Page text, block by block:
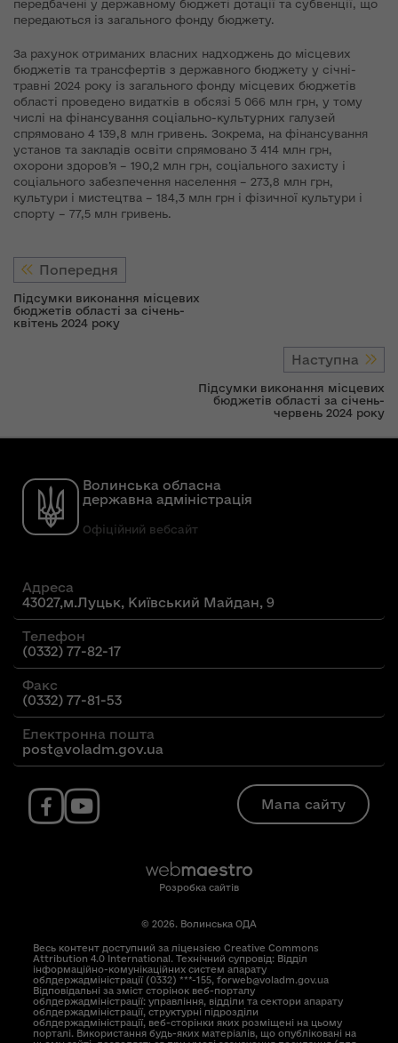
передбачені у державному бюджеті дотації та субвенції, що
передаються із загального фонду бюджету.
За рахунок отриманих власних надходжень до місцевих
бюджетів та трансфертів з державного бюджету у січні-
травні 2024 року із загального фонду місцевих бюджетів
області проведено видатків в обсязі 5 066 млн грн, у тому
числі на фінансування соціально-культурних галузей
спрямовано 4 139,8 млн гривень. Зокрема, на фінансування
установ та закладів освіти спрямовано 3 414 млн грн,
охорони здоров’я – 190,2 млн грн, соціального захисту і
соціального забезпечення населення – 273,8 млн грн,
культури і мистецтва – 184,3 млн грн і фізичної культури і
спорту – 77,5 млн гривень.
Попередня
Підсумки виконання місцевих
бюджетів області за січень-
квітень 2024 року
Наступна
Підсумки виконання місцевих
бюджетів області за січень-
червень 2024 року
Волинська обласна
державна адміністрація
Офіційний вебсайт
Адреса
43027,м.Луцьк, Київський Майдан, 9
Телефон
(0332) 77-82-17
Факс
(0332) 77-81-53
Електронна пошта
post@voladm.gov.ua
Мапа сайту
Розробка сайтів
© 2026. Волинська ОДА
Весь контент доступний за ліцензією Creative Commons
Attribution 4.0 International. Технічний супровід: Відділ
інформаційно-комунікаційних систем апарату
облдержадміністрації (0332) ***-155, forweb@voladm.gov.ua
Відповідальні за зміст сторінок веб-порталу
облдержадміністрації: управління, відділи та сектори апарату
облдержадміністрації, структурні підрозділи
облдержадміністрації, веб-сторінки яких розміщені на цьому
порталі. Використання будь-яких матеріалів, що опубліковані на